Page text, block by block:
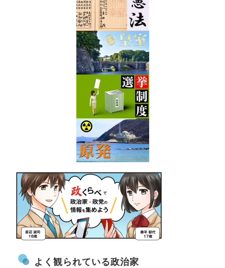
よく観られている政治家